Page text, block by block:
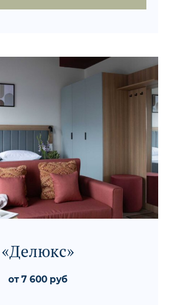
«Делюкс»
от 7 600 руб